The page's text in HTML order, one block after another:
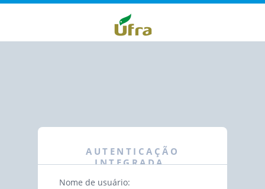
AUTENTICAÇÃO
INTEGRADA
Nome de usuário: